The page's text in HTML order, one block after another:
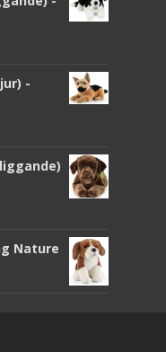
-
Nature